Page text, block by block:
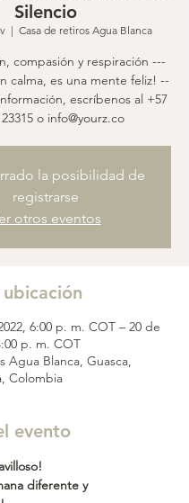
Silencio
  |
Casa de retiros Agua Blanca
compasión y respiración ---
calma, es una mente feliz! --
escríbenos al +57
o info@yourz.co
la posibilidad de
registrarse
otros eventos
6:00 p. m. COT – 20 de
p. m. COT
Agua Blanca, Guasca,
Colombia
evento
diferente y